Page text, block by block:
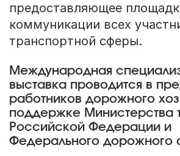
предоставляющее
коммуникации всех
транспортной сферы.
Международная
выставка проводится в
работников дорожного
поддержке Министерства
Российской Федерации и
Федерального дорожного